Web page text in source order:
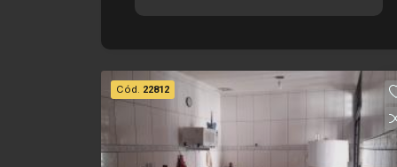
supermercados, restaurantes, escolas
informações do imóvel: - Casa padrão -
Bairro Jardim Anhanguera - Sala -
Cozinha - 02 Quartos - 01 suíte - Área
de serviço - Quintal - 02 Vagas de
garagem Informações bônus: - Portas e
Janelas em alumínio em fino
Cód. 22812